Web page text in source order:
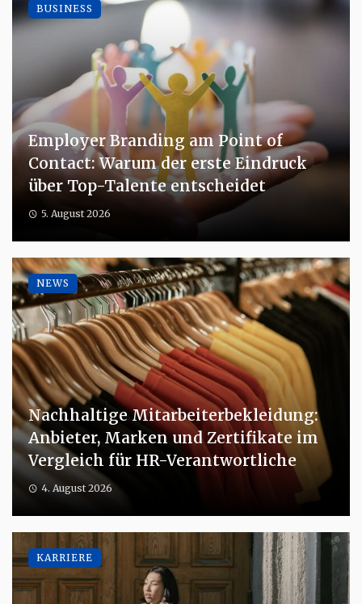
Employer Branding am Point of
Contact: Warum der erste Eindruck
über Top-Talente entscheidet
5. August 2026
BUSINESS
Nachhaltige Mitarbeiterbekleidung:
Anbieter, Marken und Zertifikate im
Vergleich für HR-Verantwortliche
4. August 2026
NEWS
KARRIERE